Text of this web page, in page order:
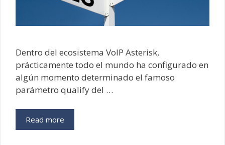
Dentro del ecosistema VoIP Asterisk,
prácticamente todo el mundo ha configurado en
algún momento determinado el famoso
parámetro qualify del …
Read more